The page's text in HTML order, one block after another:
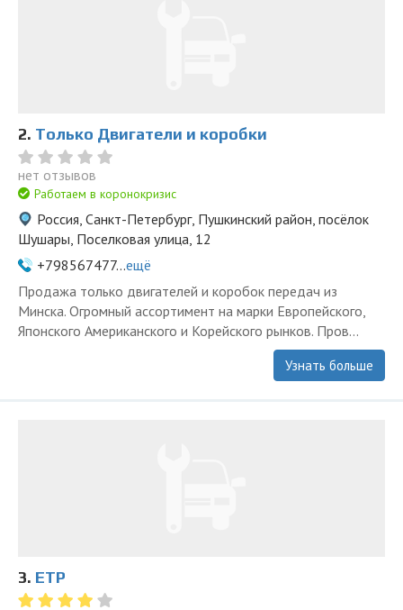
2. Только Двигатели и коробки
нет отзывов
Работаем в коронокризис
Россия, Санкт-Петербург, Пушкинский район, посёлок
Шушары, Поселковая улица, 12
+798567477...ещё
Продажа только двигателей и коробок передач из
Минска. Огромный ассортимент на марки Европейского,
Японского Американского и Корейского рынков. Пров...
Узнать больше
3. ЕТР